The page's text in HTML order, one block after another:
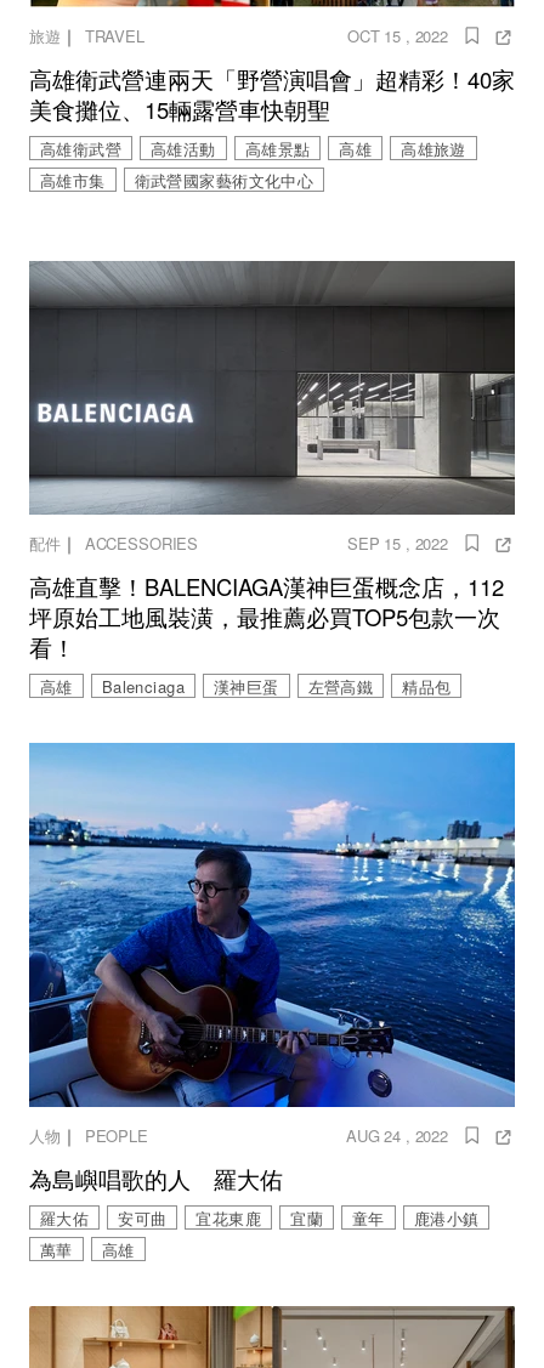
旅遊 ｜ TRAVEL OCT 15 , 2022
高雄衛武營連兩天「野營演唱會」超精彩！40家
美食攤位、15輛露營車快朝聖
高雄衛武營 高雄活動 高雄景點 高雄
高雄旅遊
高雄市集
衛武營國家藝術文化中心
配件｜ ACCESSORIES SEP 15 , 2022
高雄直擊！BALENCIAGA漢神巨蛋概念店，112
坪原始工地風裝潢，最推薦必買TOP5包款一次
看！
高雄 Balenciaga 漢神巨蛋 左營高鐵 精品包
人物 ｜ PEOPLE AUG 24 , 2022
為島嶼唱歌的人 羅大佑
羅大佑 安可曲 宜花東鹿 宜蘭 童年
鹿港小鎮
萬華
高雄